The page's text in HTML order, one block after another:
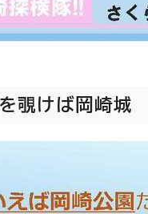
覗けば岡崎城